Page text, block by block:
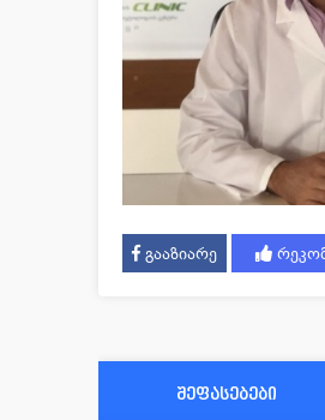
გააზიარე
შეფასებები